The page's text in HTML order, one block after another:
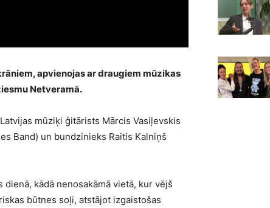
apvienojas ar draugiem mūzikas
Netveramā.
mūziķi ģitārists Mārcis Vasiļevskis
Band) un bundzinieks Raitis Kalniņš
kādā nenosakāmā vietā, kur vējš
būtnes soļi, atstājot izgaistošas